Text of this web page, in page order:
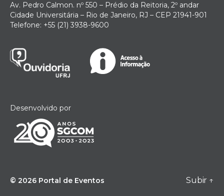
Av. Pedro Calmon. nº 550 – Prédio da Reitoria, 2º andar
Cidade Universitária – Rio de Janeiro, RJ – CEP 21941-901
Telefone: +55 (21) 3938-9600
Desenvolvido por
© 2026 Portal de Eventos Subir ↑